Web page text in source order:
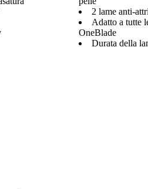
2 lame anti-
Adatto a tutte
OneBlade
Durata della
da Bazaarvoice e sono conformi